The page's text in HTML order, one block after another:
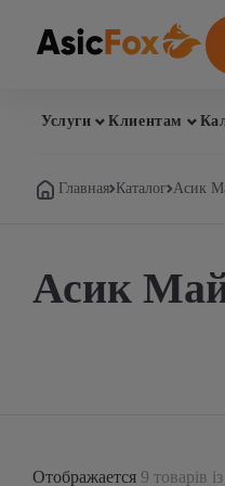
Услуги Клиентам
Главная Каталог Асик
Асик
Отображается 9 товарів